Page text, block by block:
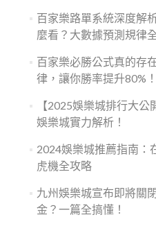
百家樂路單系統深度解
麼看？大數據預測規律
百家樂必勝公式真的存
律，讓你勝率提升80%！
【2025娛樂城排行大
娛樂城實力解析！
2024娛樂城推薦指南：
虎機全攻略
九州娛樂城宣布即將關
金？一篇全搞懂！